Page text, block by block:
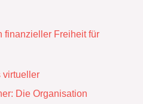
finanzieller Freiheit für
virtueller
Die Organisation